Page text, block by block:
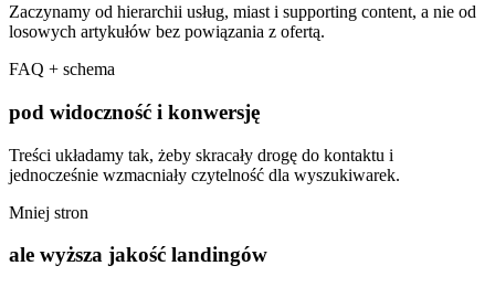
Zaczynamy od hierarchii usług, miast i supporting content, a nie od
losowych artykułów bez powiązania z ofertą.
FAQ + schema
pod widoczność i konwersję
Treści układamy tak, żeby skracały drogę do kontaktu i
jednocześnie wzmacniały czytelność dla wyszukiwarek.
Mniej stron
ale wyższa jakość landingów